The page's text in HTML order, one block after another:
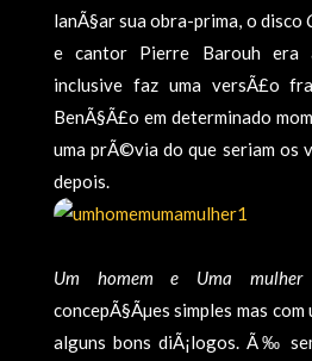
lanÃ§ar sua obra-prima, o disco
e cantor Pierre Barouh era
inclusive faz uma versÃ£o
BenÃ§Ã£o em determinado
uma prÃ©via do que seriam os
depois.
Um homem e Uma mulher
concepÃ§Ãµes simples mas
alguns bons diÃ¡logos. Ã‰